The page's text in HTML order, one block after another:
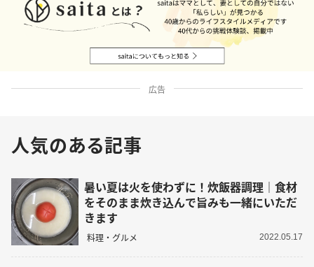
広告
人気のある記事
暑い夏は火を使わずに！炊飯器調理｜食材
をそのまま炊き込んで旨みも一緒にいただ
きます
料理・グルメ 2022.05.17